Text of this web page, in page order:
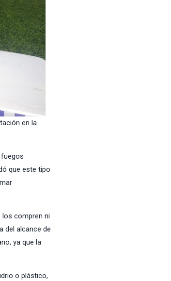
en la
que este tipo
los compren ni
del alcance de
ya que la
o plástico,